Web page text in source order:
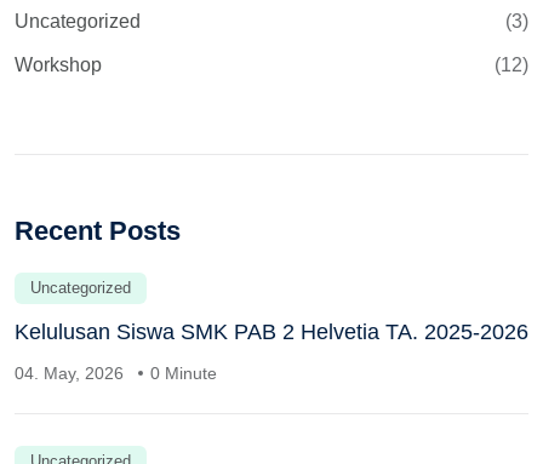
Uncategorized (3)
Workshop (12)
Recent Posts
Uncategorized
Kelulusan Siswa SMK PAB 2 Helvetia TA. 2025-2026
04. May, 2026 0 Minute